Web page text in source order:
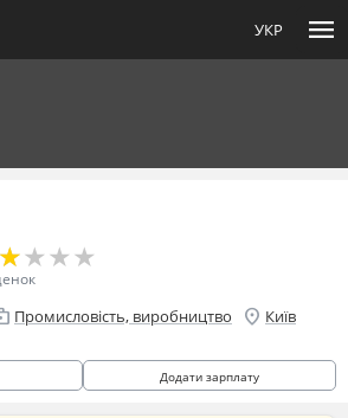
УКР menu
★
★★
★★
★★
★
Промисловість, виробництво location_on Київ
Додати зарплату